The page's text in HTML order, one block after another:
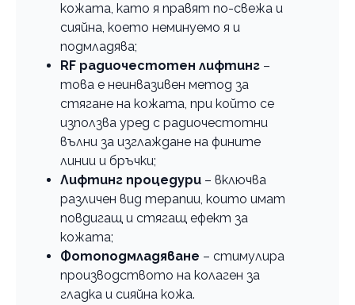
кожата, като я правят по-свежа и
сияйна, което неминуемо я и
подмладява;
RF радиочестотен лифтинг –
това е неинвазивен метод за
стягане на кожата, при който се
използва уред с радиочестотни
вълни за изглаждане на фините
линии и бръчки;
Лифтинг процедури – включва
различен вид терапии, които имат
повдигащ и стягащ ефект за
кожата;
Фотоподмладяване – стимулира
производството на колаген за
гладка и сияйна кожа.